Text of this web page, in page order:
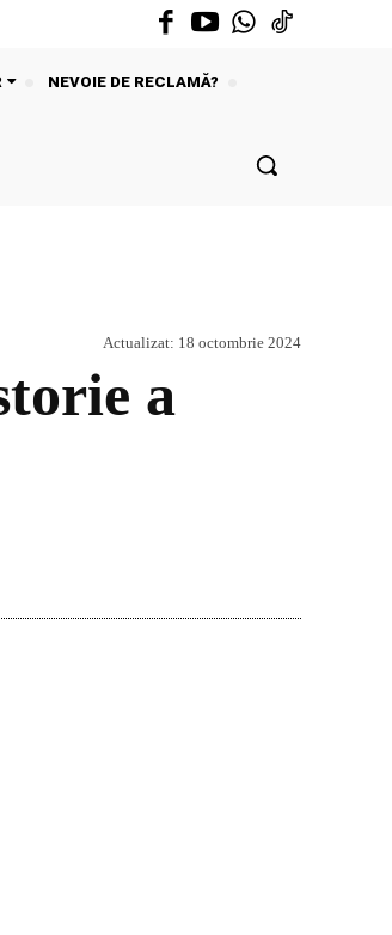
NEVOIE DE RECLAMĂ?
Actualizat: 18 octombrie 2024
a